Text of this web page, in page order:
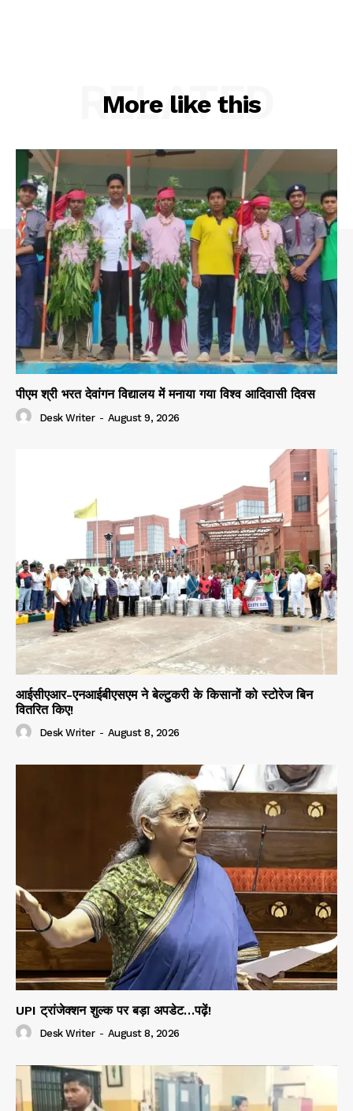
More like this
RELATED
पीएम श्री भरत देवांगन विद्यालय में मनाया गया विश्व आदिवासी दिवस
Desk Writer - August 9, 2026
आईसीएआर-एनआईबीएसएम ने बेल्टुकरी के किसानों को स्टोरेज बिन
वितरित किए!
Desk Writer - August 8, 2026
UPI ट्रांजेक्शन शुल्क पर बड़ा अपडेट…पढ़ें!
Desk Writer - August 8, 2026